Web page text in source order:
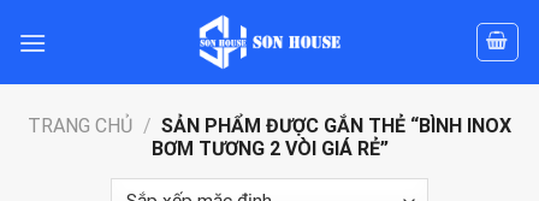
TRANG CHỦ / SẢN PHẨM ĐƯỢC GẮN THẺ “BÌNH INOX
BƠM TƯƠNG 2 VÒI GIÁ RẺ”